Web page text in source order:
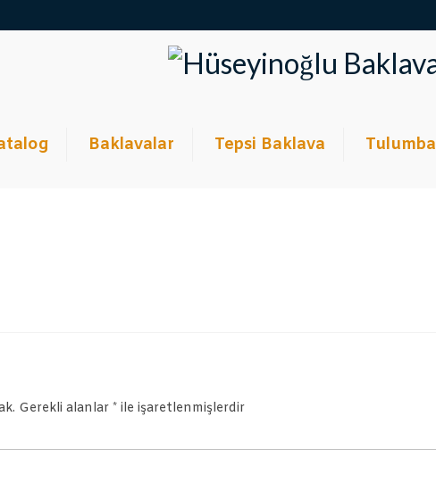
Baklavalar Tepsi Baklava Tulumba
Gerekli alanlar * ile işaretlenmişlerdir